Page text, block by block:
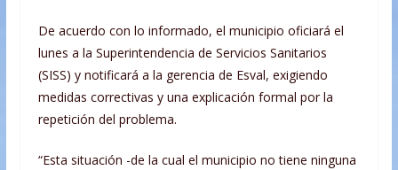
De acuerdo con lo informado, el municipio oficiará el
lunes a la Superintendencia de Servicios Sanitarios
(SISS) y notificará a la gerencia de Esval, exigiendo
medidas correctivas y una explicación formal por la
repetición del problema.
“Esta situación -de la cual el municipio no tiene ninguna